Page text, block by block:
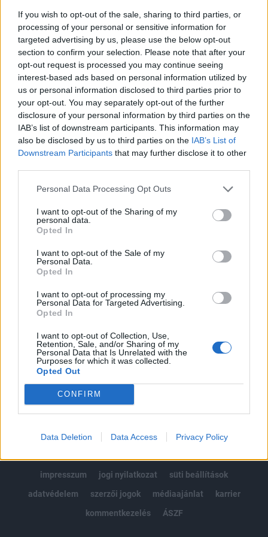
If you wish to opt-out of the sale, sharing to third parties, or
processing of your personal or sensitive information for
targeted advertising by us, please use the below opt-out
section to confirm your selection. Please note that after your
opt-out request is processed you may continue seeing
interest-based ads based on personal information utilized by
us or personal information disclosed to third parties prior to
your opt-out. You may separately opt-out of the further
disclosure of your personal information by third parties on the
IAB’s list of downstream participants. This information may
also be disclosed by us to third parties on the IAB’s List of
Downstream Participants that may further disclose it to other
Personal Data Processing Opt Outs
I want to opt-out of the Sharing of my
personal data.
Opted In
I want to opt-out of the Sale of my
Personal Data.
Opted In
I want to opt-out of processing my
Personal Data for Targeted Advertising.
Opted In
I want to opt-out of Collection, Use,
Retention, Sale, and/or Sharing of my
Personal Data that Is Unrelated with the
Purposes for which it was collected.
Opted Out
CONFIRM
Data Deletion Data Access Privacy Policy
árfolyamnál, az ajánlás eladás.
A Magyar Telekom negyedéves jelentése előtt frissítette
modelljét a Deutsche Bank, aminek következtében a
részvényekre adott célárát 320 forintról 377 forintra emelte.
A Deutsche Bank új célára így is jelentősen, mintegy 100
forinttal alacsonyabb a részvények aktuális tőzsdei
árfolyamánál, emiatt eladásra javasolja a részvényeket. A
Magyar Telekom esetében a Reuters elemzői...
KEDVES OLVASÓNK!
A keresett cikk a portfolio.hu hírarchívumához
tartozik, melynek olvasása előfizetéses
regisztrációhoz kötött.
Portfolio.hu teljes cikkarchívum
Kötéslisták: BÉT elmúlt 2 év napon belüli
MÁR ELŐFIZETŐNK VAGY?BEJELENTKEZÉS
impresszum
jogi nyilatkozat
süti beállítások
adatvédelem
szerzői jogok médiaajánlat
karrier
kommentkezelés
ÁSZF